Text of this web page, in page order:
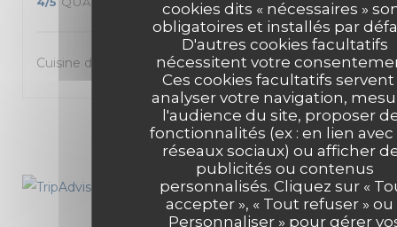
cookies dits « nécessaires »
obligatoires et installés par
D'autres cookies facultatifs
nécessitent votre
Ces cookies facultatifs servent
analyser votre navigation,
l'audience du site, proposer
fonctionnalités (ex : en lien avec
réseaux sociaux) ou afficher
publicités ou contenus
personnalisés. Cliquez sur «
accepter », « Tout refuser » ou
Personnaliser » pour gérer
Cuisine de qualité; service attentif
1 2 3